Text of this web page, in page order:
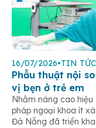
16/07/2026•TIN TỨC
Phẫu thuật nội
vị bẹn ở trẻ em
Nhằm nâng cao
pháp ngoại khoa ít
Đà Nẵng đã triển